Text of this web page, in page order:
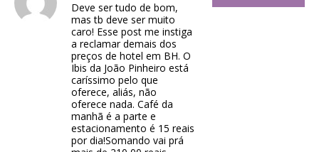
Deve ser tudo de bom,
mas tb deve ser muito
caro! Esse post me instiga
a reclamar demais dos
preços de hotel em BH. O
Ibis da João Pinheiro está
caríssimo pelo que
oferece, aliás, não
oferece nada. Café da
manhã é a parte e
estacionamento é 15 reais
por dia!Somando vai prá